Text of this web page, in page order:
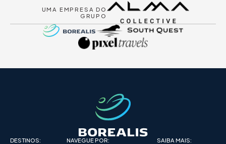
UMA EMPRESA DO
GRUPO
DESTINOS: NAVEGUE POR: SAIBA MAIS: